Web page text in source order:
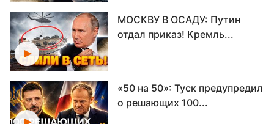
МОСКВУ В ОСАДУ: Путин
отдал приказ! Кремль...
«50 на 50»: Туск предупредил
о решающих 100...